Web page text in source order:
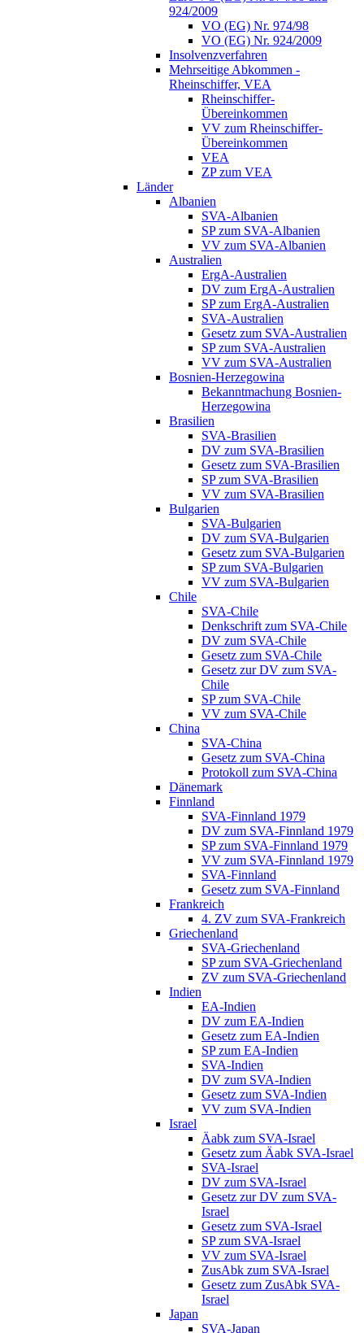
924/2009
VO (EG) Nr. 974/98
VO (EG) Nr. 924/2009
Insolvenzverfahren
Mehrseitige Abkommen -
Rheinschiffer, VEA
Rheinschiffer-
Übereinkommen
VV zum Rheinschiffer-
Übereinkommen
VEA
ZP zum VEA
Länder
Albanien
SVA-Albanien
SP zum SVA-Albanien
VV zum SVA-Albanien
Australien
ErgA-Australien
DV zum ErgA-Australien
SP zum ErgA-Australien
SVA-Australien
Gesetz zum SVA-Australien
SP zum SVA-Australien
VV zum SVA-Australien
Bosnien-Herzegowina
Bekanntmachung Bosnien-
Herzegowina
Brasilien
SVA-Brasilien
DV zum SVA-Brasilien
Gesetz zum SVA-Brasilien
SP zum SVA-Brasilien
VV zum SVA-Brasilien
Bulgarien
SVA-Bulgarien
DV zum SVA-Bulgarien
Gesetz zum SVA-Bulgarien
SP zum SVA-Bulgarien
VV zum SVA-Bulgarien
Chile
SVA-Chile
Denkschrift zum SVA-Chile
DV zum SVA-Chile
Gesetz zum SVA-Chile
Gesetz zur DV zum SVA-
Chile
SP zum SVA-Chile
VV zum SVA-Chile
China
SVA-China
Gesetz zum SVA-China
Protokoll zum SVA-China
Dänemark
Finnland
SVA-Finnland 1979
DV zum SVA-Finnland 1979
SP zum SVA-Finnland 1979
VV zum SVA-Finnland 1979
SVA-Finnland
Gesetz zum SVA-Finnland
Frankreich
4. ZV zum SVA-Frankreich
Griechenland
SVA-Griechenland
SP zum SVA-Griechenland
ZV zum SVA-Griechenland
Indien
EA-Indien
DV zum EA-Indien
Gesetz zum EA-Indien
SP zum EA-Indien
SVA-Indien
DV zum SVA-Indien
Gesetz zum SVA-Indien
VV zum SVA-Indien
Israel
Äabk zum SVA-Israel
Gesetz zum Äabk SVA-Israel
SVA-Israel
DV zum SVA-Israel
Gesetz zur DV zum SVA-
Israel
Gesetz zum SVA-Israel
SP zum SVA-Israel
VV zum SVA-Israel
ZusAbk zum SVA-Israel
Gesetz zum ZusAbk SVA-
Israel
Japan
SVA-Japan